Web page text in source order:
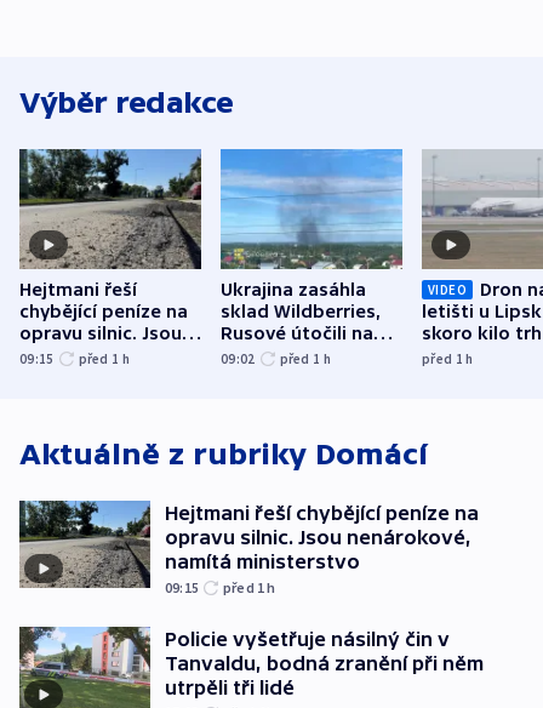
Výběr redakce
Hejtmani řeší
chybějící peníze na
opravu silnic. Jsou
nenárokové, namítá
09:15 před 1 h
Ukrajina zasáhla
sklad Wildberries,
Rusové útočili na
trh, hasiče či
09:02 před 1 h
VIDEO
Dron
letišti u
skoro kilo
indicie
před 1h
Aktuálně z rubriky Domácí
Hejtmani řeší chybějící peníze na
opravu silnic. Jsou nenárokové,
namítá ministerstvo
09:15 před 1h
Policie vyšetřuje násilný čin v
Tanvaldu, bodná zranění při něm
utrpěli tři lidé